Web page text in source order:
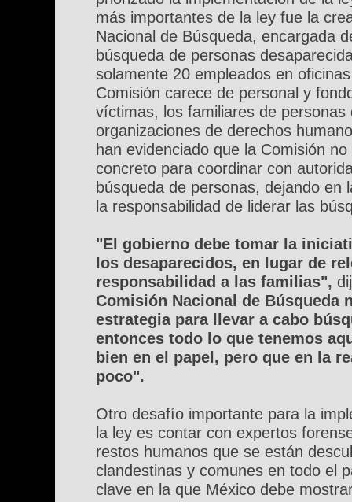
más importantes de la ley fue la
Nacional de Búsqueda, encargada
búsqueda de personas
solamente 20 empleados en
Comisión carece de personal y
víctimas, los familiares de personas
organizaciones de derechos
han evidenciado que la Comisión
concreto para coordinar con
búsqueda de personas, dejando en
la responsabilidad de liderar las
"El gobierno debe tomar la
los desaparecidos, en lugar de
responsabilidad a las familias",
Comisión Nacional de Búsqueda
estrategia para llevar a cabo
entonces todo lo que tenemos
bien en el papel, pero que en la
poco".
Otro desafío importante para la
la ley es contar con expertos
restos humanos que se están
clandestinas y comunes en todo el
clave en la que México debe